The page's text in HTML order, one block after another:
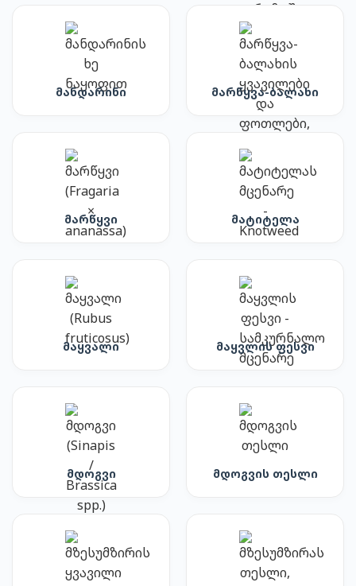
მანდარინი მარწყვა-ბალახი
მარწყვი მატიტელა
მაყვალი მაყვლის ფესვი
მდოგვი მდოგვის თესლი